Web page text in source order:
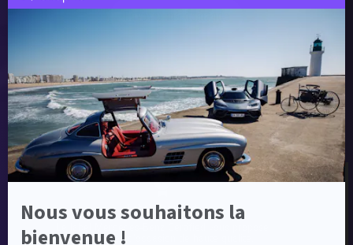
sur
Axeptio
Nous vous souhaitons la
bienvenue !
Label Certified et Garanties
Label Certified
des voitures d’occasion de haute qualité.